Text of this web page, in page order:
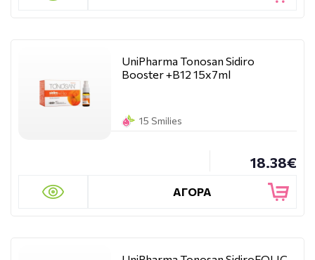
UniPharma Tonosan Sidiro
Booster +B12 15x7ml
15 Smilies
18.38€
ΑΓΟΡΑ